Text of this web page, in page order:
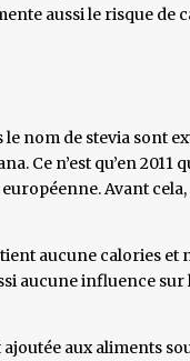
aussi le risque de
nom de stevia sont
Ce n’est qu’en
Avant
aucune calories et
aucune influence
ajoutée aux aliments